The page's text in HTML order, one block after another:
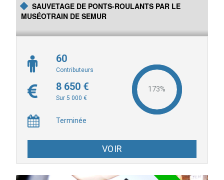
SAUVETAGE DE PONTS-ROULANTS PAR LE
MUSÉOTRAIN DE SEMUR
60
Contributeurs
8 650 €
Sur 5 000 €
Terminée
VOIR